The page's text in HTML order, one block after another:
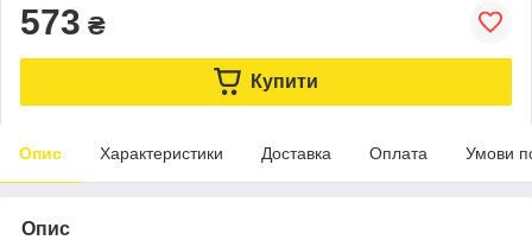
573 ₴
Купити
Опис Характеристики Доставка Оплата Умови
Опис